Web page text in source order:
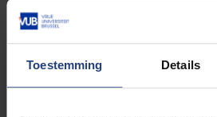
Toestemming Details
Lees meer over: